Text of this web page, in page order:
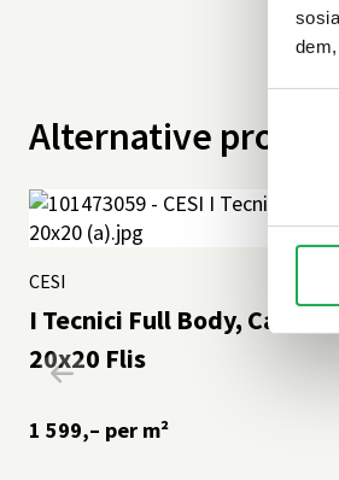
Alternative
I Tecnici Full Body,
20x20 Flis
CESI
1 599,– per m²